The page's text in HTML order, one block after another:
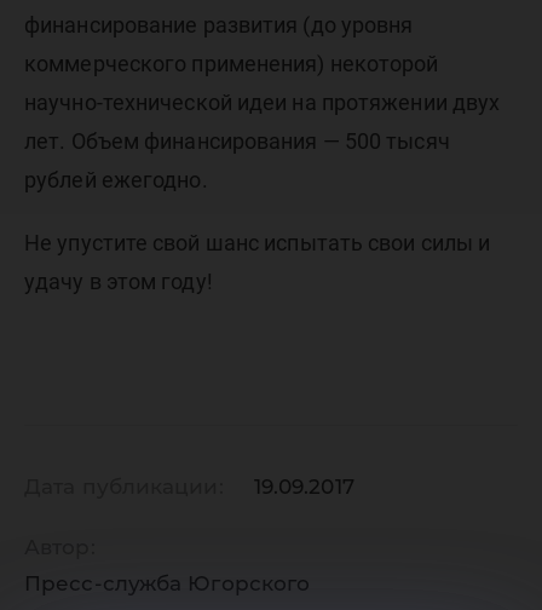
финансирование развития (до уровня
коммерческого применения) некоторой
научно-технической идеи на протяжении двух
лет. Объем финансирования — 500 тысяч
рублей ежегодно.
Не упустите свой шанс испытать свои силы и
удачу в этом году!
19.09.2017
Пресс-служба Югорского